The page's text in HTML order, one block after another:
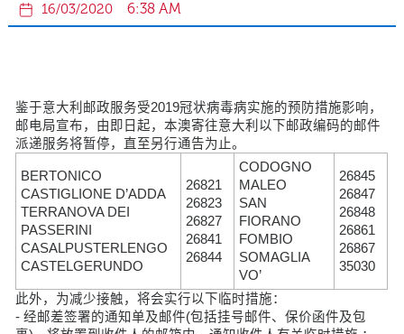
16/03/2020 6:38 AM
鉴于意大利邮政服务受2019冠状病毒病实施的预防措施影响，
邮电局宣布，由即日起，本澳寄往意大利以下邮政编码的邮件
派递服务将暂停，直至另行通告为止。
BERTONICO
CASTIGLIONE D’ADDA
TERRANOVA DEI
PASSERINI
CASALPUSTERLENGO
CASTELGERUNDO
26821
26823
26827
26841
26844
CODOGNO
MALEO
SAN
FIORANO
FOMBIO
SOMAGLIA
VO’
26845
26847
26848
26861
26867
35030
此外，为减少接触，将会实行以下临时措施：
- 经邮差签署的通知单及邮件(包括挂号邮件、保价函件及包